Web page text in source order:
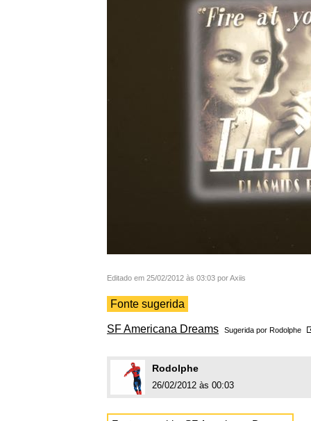
Editado em 25/02/2012 às 03:03 por Axiis
Fonte sugerida
SF Americana Dreams Sugerida por Rodolphe
Rodolphe
26/02/2012 às 00:03